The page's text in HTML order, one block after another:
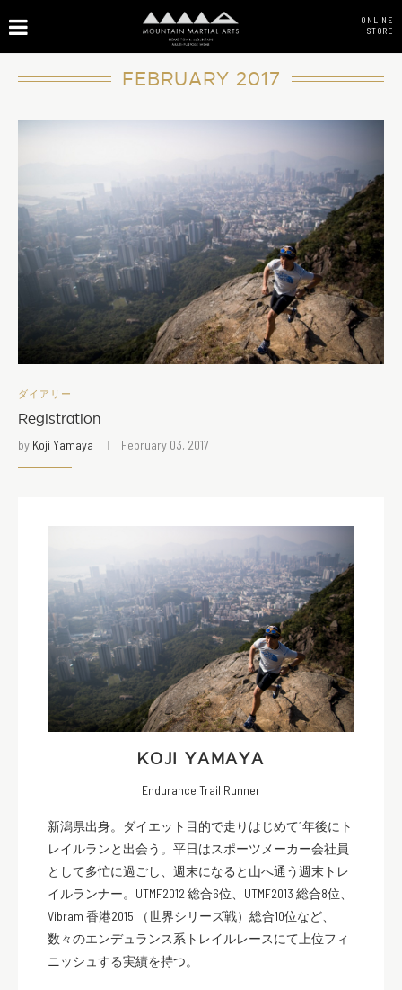
ONLINE
STORE
FEBRUARY 2017
ダイアリー
Registration
by Koji Yamaya February 03, 2017
KOJI YAMAYA
Endurance Trail Runner
新潟県出身。ダイエット目的で走りはじめて1年後にト
レイルランと出会う。平日はスポーツメーカー会社員
として多忙に過ごし、週末になると山へ通う週末トレ
イルランナー。UTMF2012 総合6位、UTMF2013 総合8位、
Vibram 香港2015 （世界シリーズ戦）総合10位など、
数々のエンデュランス系トレイルレースにて上位フィ
ニッシュする実績を持つ。